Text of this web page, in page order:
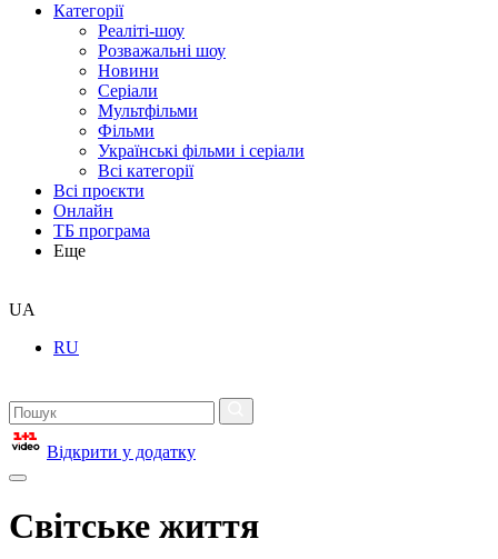
Категорії
Реаліті-шоу
Розважальні шоу
Новини
Серіали
Мультфільми
Фільми
Українські фільми і серіали
Всі категорії
Всі проєкти
Онлайн
ТБ програма
Еще
UA
RU
Відкрити у додатку
Світське життя